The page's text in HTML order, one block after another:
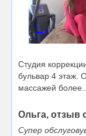
Студия
бульвар 4 этаж.
массажей
Ольга, отзыв
Супер